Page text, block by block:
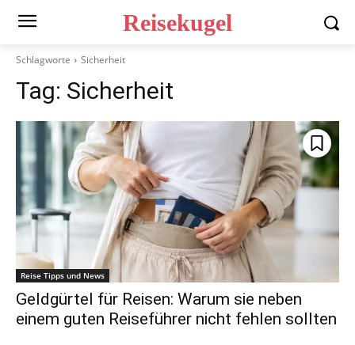
Reisekugel
Schlagworte Sicherheit
Tag: Sicherheit
Reise Tipps und News
Geldgürtel für Reisen: Warum sie neben
einem guten Reiseführer nicht fehlen sollten